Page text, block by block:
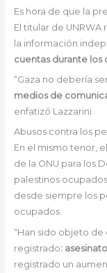
Es hora de que la
El titular de
la información
cuentas durante los
“Gaza no debería
medios de
enfatizó Lazzarini.
Abusos contra los
En el mismo tenor,
de la ONU para los
palestinos
desde siempre los
ocupados.
“Han sido objeto
registrado:
registrado un